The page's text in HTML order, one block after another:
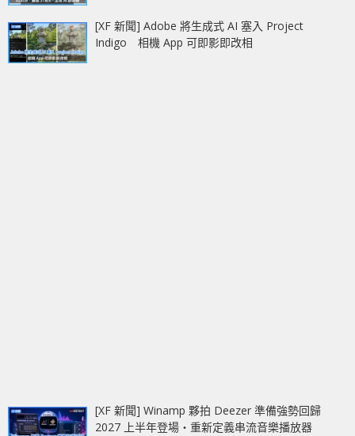
[XF 新聞] Adobe 將生成式 AI 塞入 Project
Indigo 相機 App 可即影即改相
[XF 新聞] Winamp 夥拍 Deezer 準備強勢回歸
2027 上半年登場‧重新定義串流音樂播放器